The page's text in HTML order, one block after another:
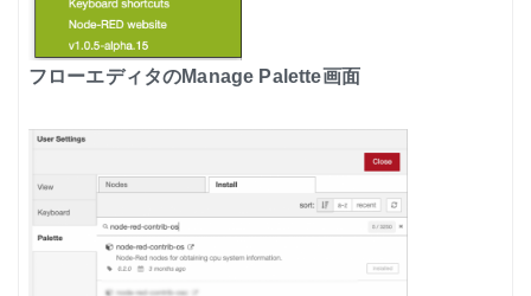
フローエディタのManage Palette画面